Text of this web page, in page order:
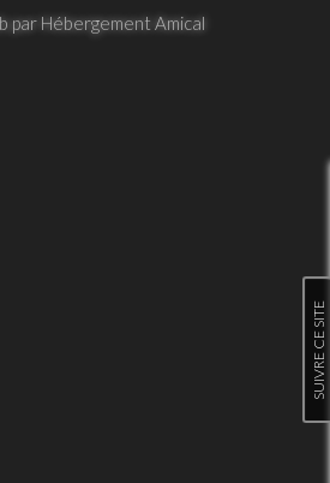
par Hébergement Amical
SUIVRE CE SITE